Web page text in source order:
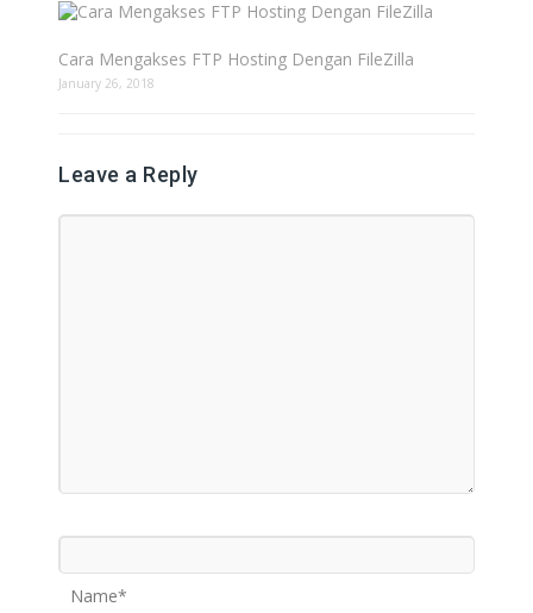
Cara Mengakses FTP Hosting Dengan FileZilla
January 26, 2018
Leave a Reply
Name*